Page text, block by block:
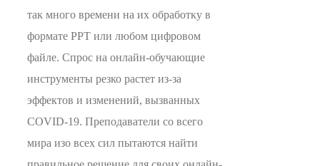
так много времени на их обработку в
формате PPT или любом цифровом
файле. Спрос на онлайн-обучающие
инструменты резко растет из-за
эффектов и изменений, вызванных
COVID-19. Преподаватели со всего
мира изо всех сил пытаются найти